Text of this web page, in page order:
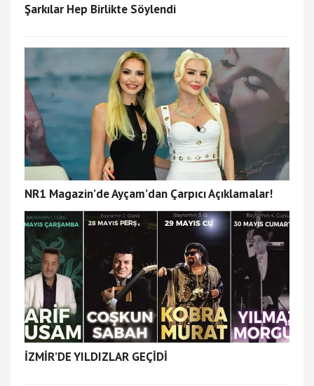
Şarkılar Hep Birlikte Söylendi
NR1 Magazin’de Ayçam’dan Çarpıcı Açıklamalar!
İZMİR’DE YILDIZLAR GEÇİDİ